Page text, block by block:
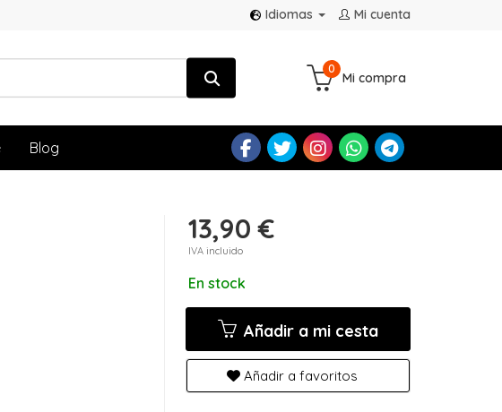
Mi cuenta
Idiomas
Mi compra
0
Blog
13,90 €
IVA incluido
En stock
Añadir a mi cesta
Añadir a favoritos